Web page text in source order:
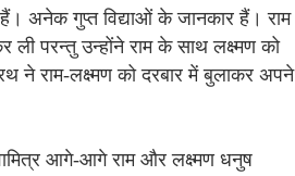
हैं। अनेक गुप्त विद्याओं के जानकार हैं। राम
परन्तु उन्होंने राम के साथ लक्ष्मण को
ने राम-लक्ष्मण को दरबार में बुलाकर अपने
आगे-आगे राम और लक्ष्मण धनुष